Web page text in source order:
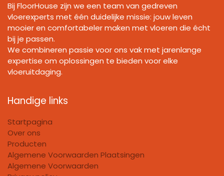
Bij FloorHouse zijn we een team van gedreven
vloerexperts met één duidelijke missie: jouw leven
mooier en comfortabeler maken met vloeren die écht
bij je passen.
We combineren passie voor ons vak met jarenlange
expertise om oplossingen te bieden voor elke
vloeruitdaging.
Handige links
Startpagina
Over ons
Producten
Algemene Voorwaarden Plaatsingen
Algemene Voorwaarden